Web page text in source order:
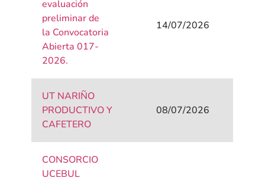
evaluación
preliminar de
la Convocatoria
Abierta 017-
2026.
14/07/2026
UT NARIÑO
PRODUCTIVO Y
CAFETERO
08/07/2026
CONSORCIO
UCEBUL